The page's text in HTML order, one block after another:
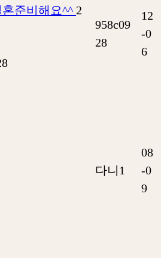
준비해요^^ 2
958c09
28
12
-0
6
다니1
08
-0
9